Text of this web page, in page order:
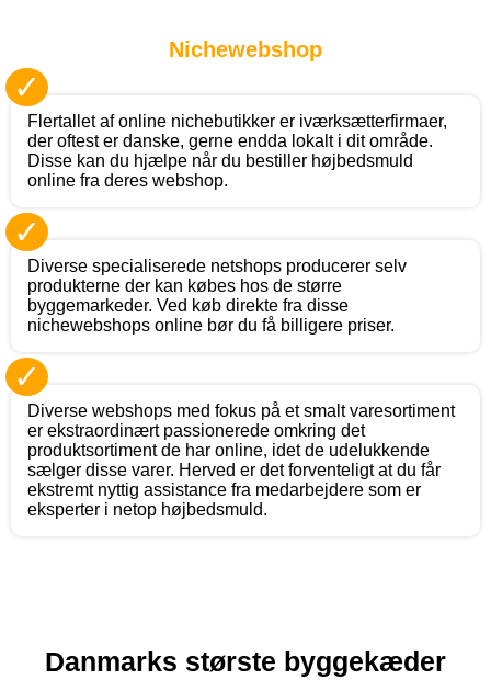
Nichewebshop
✓
Flertallet af online nichebutikker er iværksætterfirmaer,
der oftest er danske, gerne endda lokalt i dit område.
Disse kan du hjælpe når du bestiller højbedsmuld
online fra deres webshop.
✓
Diverse specialiserede netshops producerer selv
produkterne der kan købes hos de større
byggemarkeder. Ved køb direkte fra disse
nichewebshops online bør du få billigere priser.
✓
Diverse webshops med fokus på et smalt varesortiment
er ekstraordinært passionerede omkring det
produktsortiment de har online, idet de udelukkende
sælger disse varer. Herved er det forventeligt at du får
ekstremt nyttig assistance fra medarbejdere som er
eksperter i netop højbedsmuld.
Danmarks største byggekæder